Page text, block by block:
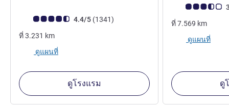
คะแนนความคิดเห็นจากแขก (เรทติ้งบน ALL)
4.4/5 (1341รีวิว รายการ
)
ที่3.231 km
ดูแผนที่
ดูโรงแรม
คะแนนความคิดเ
ที่7.569 km
ดูแผนที่
ดู